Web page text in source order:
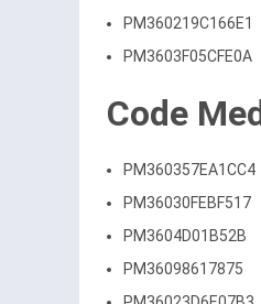
PM360219C166E1
PM3603F05CFE0A
Code
PM360357EA1CC4
PM36030FEBF517
PM3604D01B52B
PM36098617875